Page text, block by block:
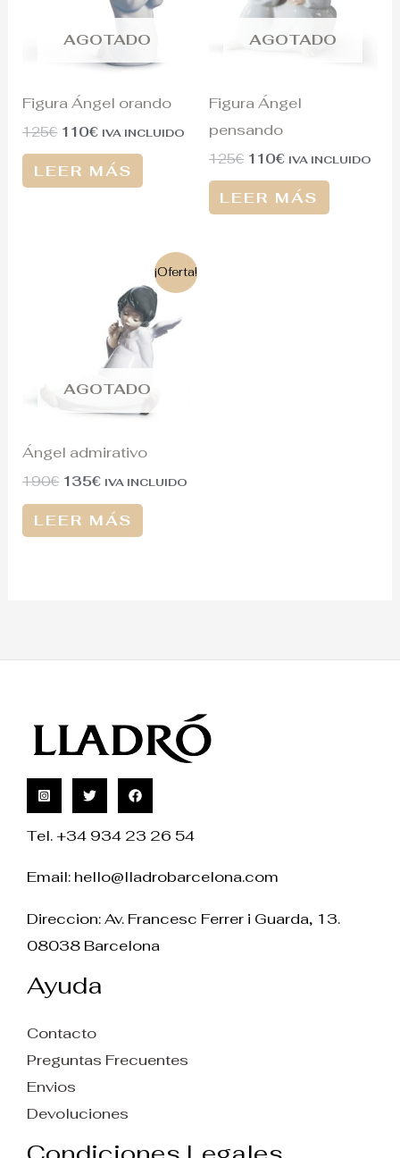
AGOTADO
Figura Ángel orando
125€ 110€ IVA INCLUIDO
LEER MÁS
AGOTADO
Figura Ángel
pensando
125€ 110€ IVA INCLUIDO
LEER MÁS
¡Oferta!
AGOTADO
Ángel admirativo
190€ 135€
precio
actual
es:
135€.
IVA INCLUIDO
LEER MÁS
Tel. +34 934 23 26 54
Email: hello@lladrobarcelona.com
Direccion: Av. Francesc Ferrer i Guarda, 13.
08038 Barcelona
Ayuda
Contacto
Preguntas Frecuentes
Envios
Devoluciones